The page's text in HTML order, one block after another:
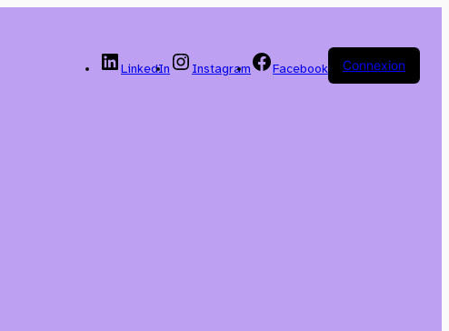
LinkedIn Instagram Facebook Connexion